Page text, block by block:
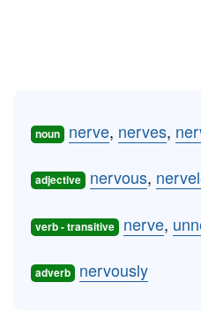
noun nerve, nerves,
adjective nervous,
verb - transitive nerve,
adverb nervously